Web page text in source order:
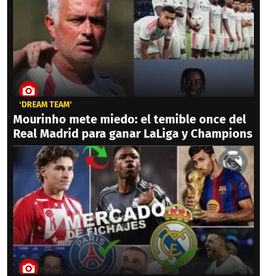
‘DREAM TEAM'
Mourinho mete miedo: el temible once del
Real Madrid para ganar LaLiga y Champions